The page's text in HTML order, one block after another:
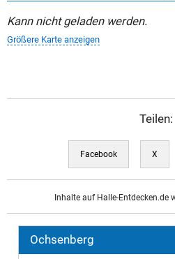
Kann nicht geladen werden.
Größere Karte anzeigen
Teilen:
Facebook X
Inhalte auf Halle-Entdecken.de
Ochsenberg